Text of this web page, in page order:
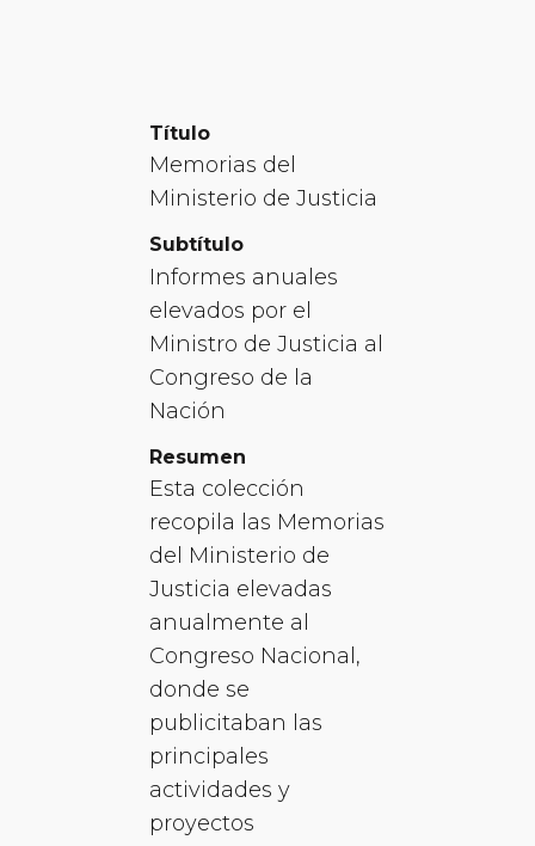
Título
Memorias del
Ministerio de Justicia
Subtítulo
Informes anuales
elevados por el
Ministro de Justicia al
Congreso de la
Nación
Resumen
Esta colección
recopila las Memorias
del Ministerio de
Justicia elevadas
anualmente al
Congreso Nacional,
donde se
publicitaban las
principales
actividades y
proyectos